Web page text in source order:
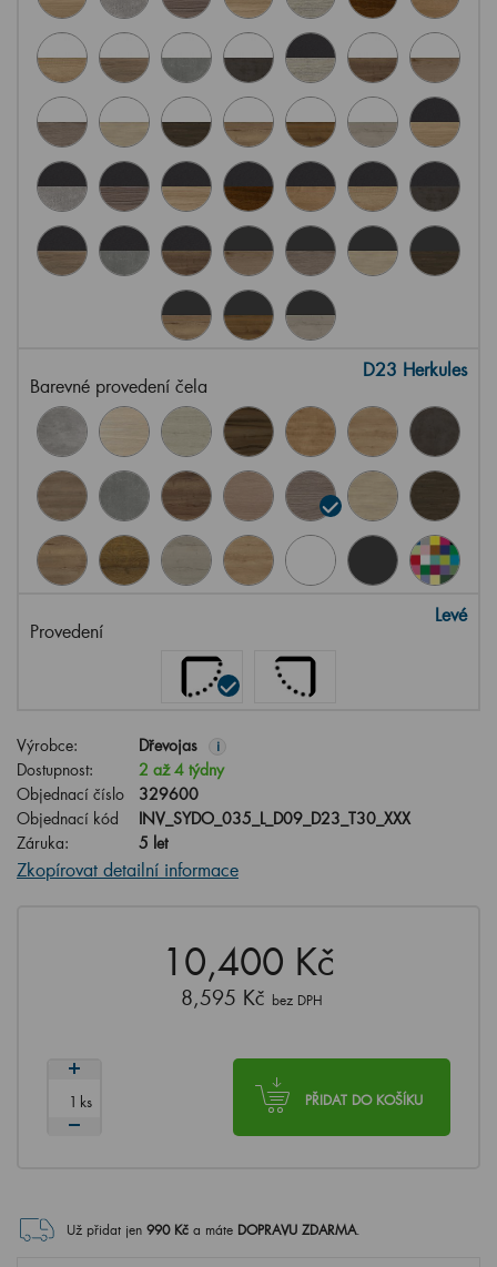
Barevné provedení čela
D23 Herkules
Provedení
Levé
Výrobce: Dřevojas i
Dostupnost:
2 až 4 týdny
Objednací číslo
329600
Objednací kód
INV_SYDO_035_L_D09_D23_T30_XXX
Záruka:
5 let
Zkopírovat detailní informace
10,400 Kč
8,595 Kč bez DPH
PŘIDAT DO KOŠÍKU
ks
Už přidat jen 990Kč a máte DOPRAVU ZDARMA.